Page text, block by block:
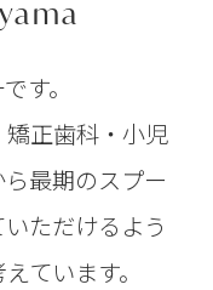
す。
正歯科・小児
最期のスプー
ただけるよう
ています。